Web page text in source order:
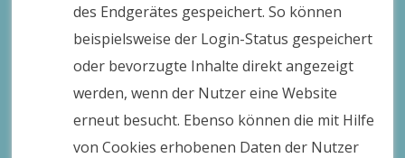
des Endgerätes gespeichert. So können
beispielsweise der Login-Status gespeichert
oder bevorzugte Inhalte direkt angezeigt
werden, wenn der Nutzer eine Website
erneut besucht. Ebenso können die mit Hilfe
von Cookies erhobenen Daten der Nutzer